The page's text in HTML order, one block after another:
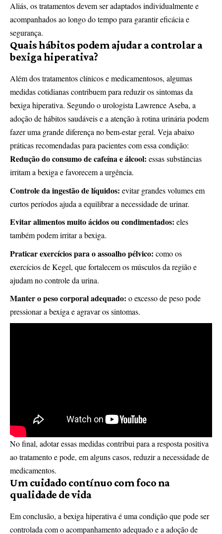
Aliás, os tratamentos devem ser adaptados individualmente e
acompanhados ao longo do tempo para garantir eficácia e
segurança.
Quais hábitos podem ajudar a controlar a
bexiga hiperativa?
Além dos tratamentos clínicos e medicamentosos, algumas
medidas cotidianas contribuem para reduzir os sintomas da
bexiga hiperativa. Segundo o urologista Lawrence Aseba, a
adoção de hábitos saudáveis e a atenção à rotina urinária podem
fazer uma grande diferença no bem-estar geral. Veja abaixo
práticas recomendadas para pacientes com essa condição:
Redução do consumo de cafeína e álcool: essas substâncias
irritam a bexiga e favorecem a urgência.
Controle da ingestão de líquidos: evitar grandes volumes em
curtos períodos ajuda a equilibrar a necessidade de urinar.
Evitar alimentos muito ácidos ou condimentados: eles
também podem irritar a bexiga.
Praticar exercícios para o assoalho pélvico: como os
exercícios de Kegel, que fortalecem os músculos da região e
ajudam no controle da urina.
Manter o peso corporal adequado: o excesso de peso pode
pressionar a bexiga e agravar os sintomas.
No final, adotar essas medidas contribui para a resposta positiva
ao tratamento e pode, em alguns casos, reduzir a necessidade de
medicamentos.
Um cuidado contínuo com foco na
qualidade de vida
Em conclusão, a bexiga hiperativa é uma condição que pode ser
controlada com o acompanhamento adequado e a adoção de